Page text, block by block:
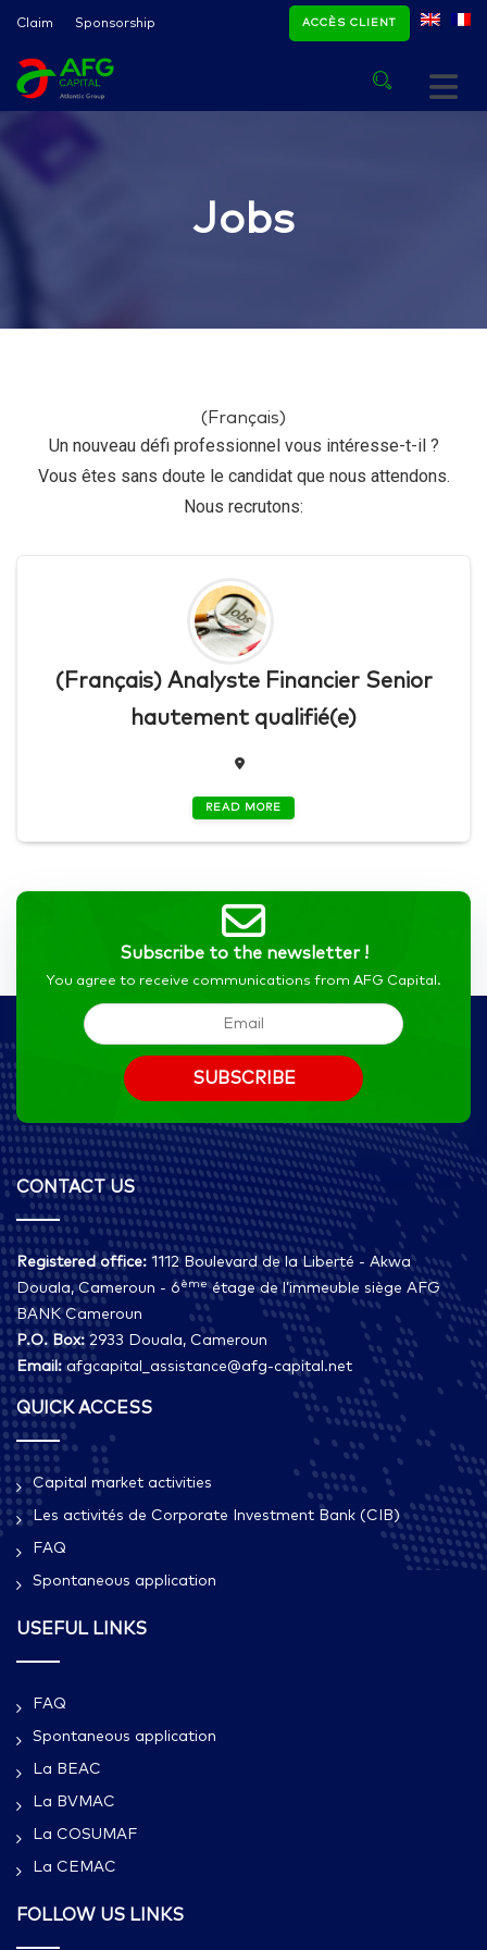
Claim Sponsorship ACCÈS CLIENT
Jobs
(Français)
Un nouveau défi professionnel vous intéresse-t-il ?
Vous êtes sans doute le candidat que nous attendons.
Nous recrutons:
(Français) Analyste Financier Senior
hautement qualifié(e)
READ MORE
Subscribe to the newsletter !
You agree to receive communications from AFG Capital.
CONTACT US
Registered office: 1112 Boulevard de la Liberté - Akwa
Douala, Cameroun - 6 èmeétage de l’immeuble siège AFG
BANK Cameroun
P.O. Box: 2933 Douala, Cameroun
Email: afgcapital_assistance@afg-capital.net
QUICK ACCESS
Capital market activities
Les activités de Corporate Investment Bank (CIB)
FAQ
Spontaneous application
USEFUL LINKS
FAQ
Spontaneous application
La BEAC
La BVMAC
La COSUMAF
La CEMAC
FOLLOW US LINKS